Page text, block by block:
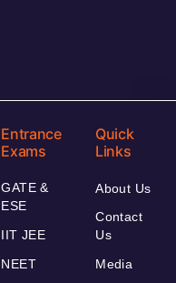
Entrance
Exams
GATE &
ESE
IIT JEE
NEET
Quick
Links
About Us
Contact
Us
Media